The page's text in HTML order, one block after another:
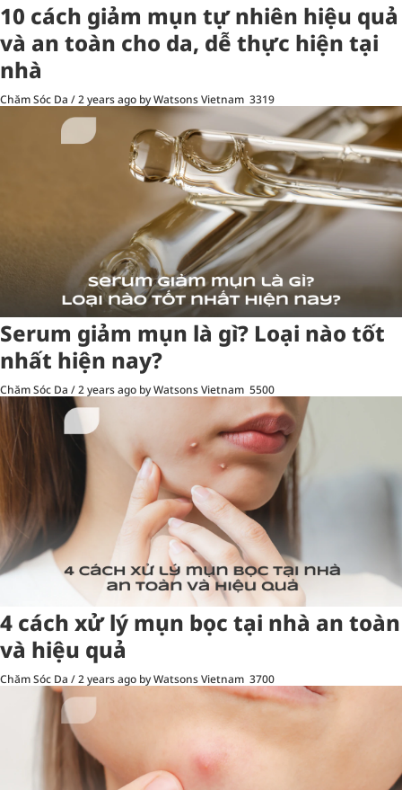
10 cách giảm mụn tự nhiên hiệu quả
và an toàn cho da, dễ thực hiện tại
nhà
Chăm Sóc Da /2 years ago by Watsons Vietnam 3319
Serum giảm mụn là gì? Loại nào tốt
nhất hiện nay?
Chăm Sóc Da /2 years ago by Watsons Vietnam 5500
4 cách xử lý mụn bọc tại nhà an toàn
và hiệu quả
Chăm Sóc Da /2 years ago by Watsons Vietnam 3700